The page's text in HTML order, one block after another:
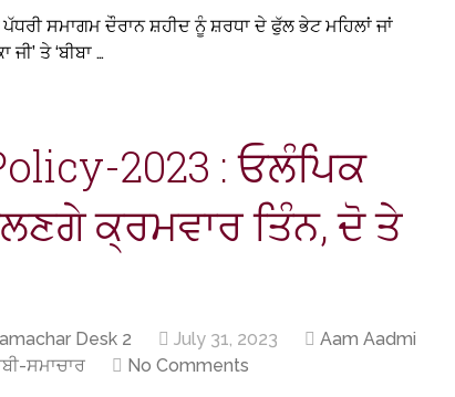
ਸਮਾਗਮ ਦੌਰਾਨ ਸ਼ਹੀਦ ਨੂੰ ਸ਼ਰਧਾ ਦੇ ਫੁੱਲ ਭੇਟ ਮਹਿਲਾਂ ਜਾਂ
ਤੇ ‘ਬੀਬਾ …
2023 : ਓਲੰਪਿਕ
ਕ੍ਰਮਵਾਰ ਤਿੰਨ, ਦੋ ਤੇ
Desk 2 July 31, 2023
Aam Aadmi
ਸਮਾਚਾਰ No Comments